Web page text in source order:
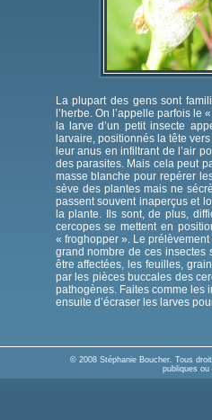
La plupart des gens sont
l’herbe. On l’appelle parfois
la larve d’un petit insecte
larvaire, positionnés la tête
leur anus en infiltrant de l’air
des parasites. Mais cela peut
masse blanche pour repérer
sève des plantes mais ne
passent souvent inaperçus et
la plante. Ils sont, de plus,
cercopes se mettent en
« froghopper ». Le
grand nombre de ces insectes
être affectées, les feuilles,
par les pièces buccales des
pathogènes. Faites comme les
ensuite d’écraser les larves
© 2008 Stéphanie Boucher. Tous
publiques